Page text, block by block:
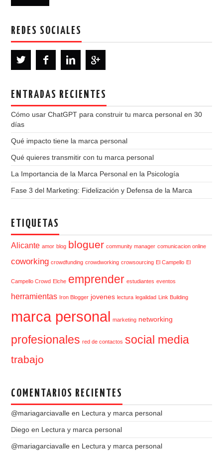
REDES SOCIALES
ENTRADAS RECIENTES
Cómo usar ChatGPT para construir tu marca personal en 30
días
Qué impacto tiene la marca personal
Qué quieres transmitir con tu marca personal
La Importancia de la Marca Personal en la Psicología
Fase 3 del Marketing: Fidelización y Defensa de la Marca
ETIQUETAS
Alicante amor blog bloguer community manager comunicacion online
coworking crowdfunding crowdworking crowsourcing El Campello El
Campello Crowd Elche emprender estudiantes eventos
herramientas Iron Blogger jovenes lectura legalidad Link Building
marca personal marketing networking
profesionales red de contactos social media
trabajo
COMENTARIOS RECIENTES
@mariagarciavalle en Lectura y marca personal
Diego en Lectura y marca personal
@mariagarciavalle en Lectura y marca personal